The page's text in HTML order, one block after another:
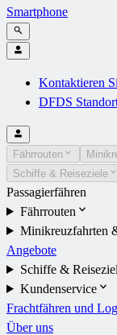
Smartphone
Kontaktieren
DFDS
Fährrouten
Schiffe & Reiseziele
Passagierfähren
Fährrouten
Minikreuzfahrten
Angebote
Schiffe &
Kundenservice
Frachtfähren und
Über uns